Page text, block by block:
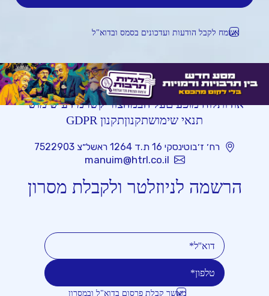
אשמח לקבל הודעות ועדכונים בסמס ובדוא"ל
אודותלוח מופעיםעל הבמהצור קשרמידע שימושי
תנאי שימושתקנוןתקנון GDPR
רח׳ ז׳בוטינסקי 16 ת.ד 1264 ראשל״צ 7522903
manuim@htrl.co.il
הרשמה לניוזלטר ולקבלת מסרון
מאשר קבלת פרסום בדוא"ל ובמסרון